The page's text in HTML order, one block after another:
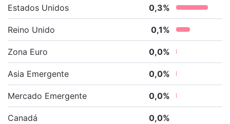
Estados Unidos 0,3%
Reino Unido 0,1%
Zona Euro 0,0%
Asia Emergente 0,0%
Mercado Emergente 0,0%
Canadá 0,0%